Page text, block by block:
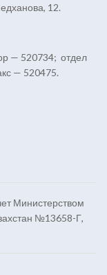
12.
— 520734; отдел
— 520475.
Министерством
№13658-Г,